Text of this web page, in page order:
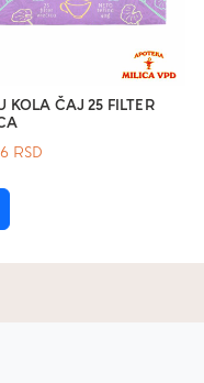
KOLA ČAJ 25 FILTER
RSD